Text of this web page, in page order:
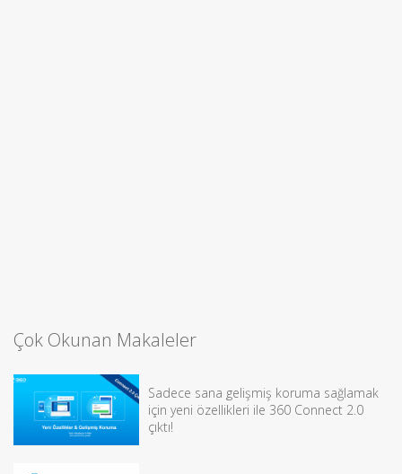
Çok Okunan Makaleler
Sadece sana gelişmiş koruma sağlamak
için yeni özellikleri ile 360 Connect 2.0
çıktı!